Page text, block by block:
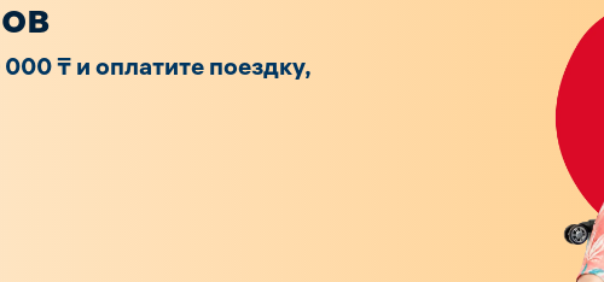
₸ и оплатите поездку,